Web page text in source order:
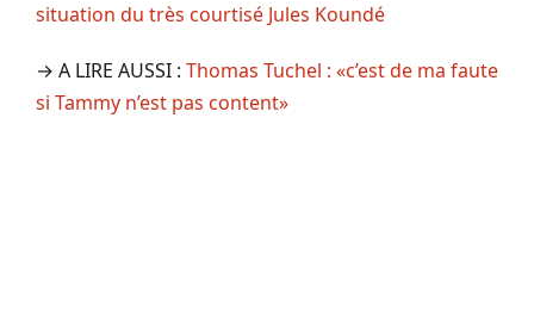
situation du très courtisé Jules Koundé
→ A LIRE AUSSI : Thomas Tuchel : «c’est de ma faute
si Tammy n’est pas content»